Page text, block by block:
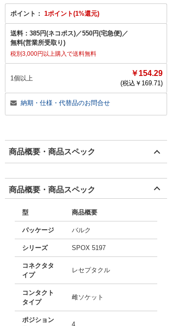
ポイント： 1ポイント(1%還元)
送料： 385円(ネコポス)／550円(宅急便)／
無料(営業所受取り)
税別3,000円以上購入で送料無料
1個以上
￥154.29
(税込￥ 169.71)
納期・仕様・代替品のお問合せ
商品概要・商品スペック
商品概要・商品スペック
型 商品概要
パッケージ バルク
シリーズ SPOX 5197
コネクタタ
イプ
レセプタクル
コンタクト
タイプ
雌ソケット
ポジション
4